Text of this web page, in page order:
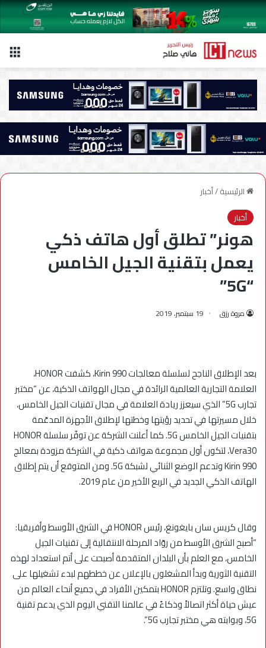
الرئيسية/أخبار
أخبار
هونر” تطلق أول هاتف ذكي
يعمل بتقنية الجيل الخامس
“5G”
مروة رزق 19 سبتمبر، 2019
بعد الإطلاق الناجح لسلسلة معالجات Kirin 990، كشفت HONOR،
العلامة التجارية العالمية الرائدة في مجال الهواتف الذكية، عن “مختبر
تجارب 5G” الذي سيعزز ريادة العلامة في مجال تقنيات الجيل الخامس،
خلال مسيرتها في تحديد رؤيتها وخطتها لإطلاق الأجهزة المدعّمة
بتقنيات الجيل الخامس 5G. كما أعلنت الشركة عن توفّر سلسلة HONOR
Vera30، لتكون أول مجموعة هواتف ذكية في الشركة مزودة بمعالج
Kirin 990 وتدعم الوضع الثنائي لشبكة 5G. ومن المتوقع أن يتم إطلاق
الهاتف الذكي الجديد في الربع الأخير من عام 2019.
وقال كريس سان بايغونغ، رئيس HONOR في الشرق الأوسط وأفريقيا:
“أصبح الشرق الأوسط من روّاد المرحلة الانتقالية إلى تقنيات الجيل
الخامس، مع العلم بأن البلدان المتقدمة أصبحت على أتم استعداد لهذه
التقنية الثورية وبدأ المشغلون بالإعلان عن خططهم لبدء تشغيلها على
نطاق واسع. وتلتزم HONOR بتمكين الأفراد في جميع أنحاء العالم من
عيش حياة أكثر اتصالاً وذكاءً في عالمنا التقني اليوم الذي يدعم تقنية
5G، وبوابته هي مختبر تجارب 5G”.